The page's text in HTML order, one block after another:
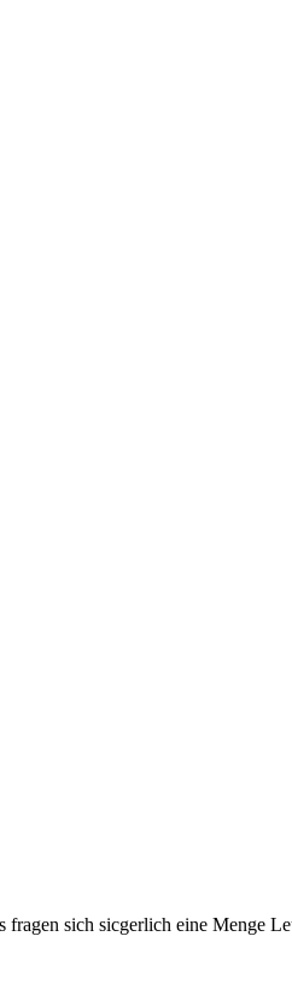
sich sicgerlich eine Menge